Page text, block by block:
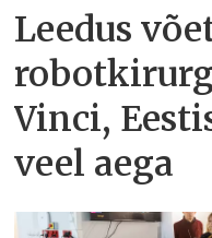
Leedus
Vinci,
veel aega